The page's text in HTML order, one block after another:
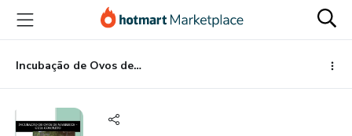
para
conteúdo
principal
para
pagamento
para
rodapé
Incubação de Ovos de Marrecos - Guia Completo